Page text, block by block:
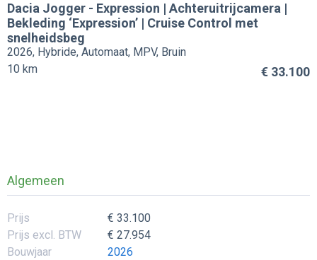
Dacia Jogger - Expression | Achteruitrijcamera |
Bekleding ‘Expression’ | Cruise Control met
snelheidsbeg
2026, Hybride, Automaat, MPV, Bruin
€ 33.100
10 km
Algemeen
Prijs
€ 33.100
Prijs excl. BTW
€ 27.954
Bouwjaar
2026